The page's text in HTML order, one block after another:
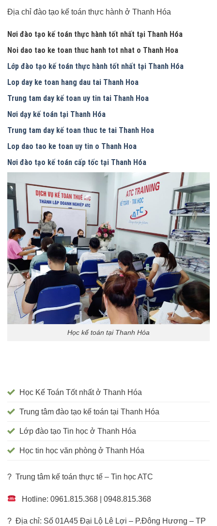
Địa chỉ đào tạo kế toán thực hành ở Thanh Hóa
Nơi đào tạo kế toán thực hành tốt nhất tại Thanh Hóa
Noi dao tao ke toan thuc hanh tot nhat o Thanh Hoa
Lớp đào tạo kế toán thực hành tốt nhất tại Thanh Hóa
Lop day ke toan hang dau tai Thanh Hoa
Trung tam day kế toan uy tin tai Thanh Hoa
Nơi dạy kế toán tại Thanh Hóa
Trung tam day kế toan thuc te tai Thanh Hoa
Lop dao tao ke toan uy tin o Thanh Hoa
Nơi đào tạo kế toán cấp tốc tại Thanh Hóa
Học kế toán tại Thanh Hóa
Học Kế Toán Tốt nhất ở Thanh Hóa
Trung tâm đào tạo kế toán tại Thanh Hóa
Lớp đào tạo Tin học ở Thanh Hóa
Học tin học văn phòng ở Thanh Hóa
? Trung tâm kế toán thực tế – Tin học ATC
Hotline: 0961.815.368 | 0948.815.368
? Địa chỉ: Số 01A45 Đại Lộ Lê Lợi – P.Đông Hương – TP